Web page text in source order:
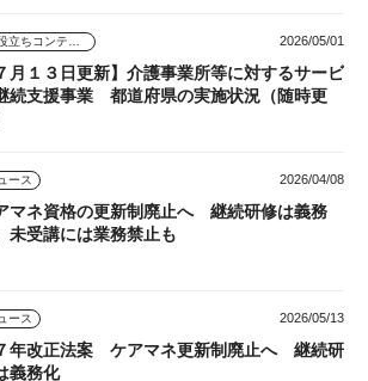
お役立ちコンテンツ 2026/05/01
月１３日更新】介護事業所等に対するサービ
続支援事業 都道府県の実施状況（随時更
ース 2026/04/08
マネ資格の更新制廃止へ 継続研修は義務
未受講には業務禁止も
ース 2026/05/13
年改正法案 ケアマネ更新制廃止へ 継続研
義務化